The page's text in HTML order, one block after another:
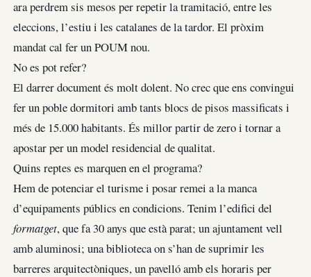
ara perdrem sis mesos per repetir la tramitació, entre les
eleccions, l’estiu i les catalanes de la tardor. El pròxim
mandat cal fer un POUM nou.
No es pot refer?
El darrer document és molt dolent. No crec que ens convingui
fer un poble dormitori amb tants blocs de pisos massificats i
més de 15.000 habitants. És millor partir de zero i tornar a
apostar per un model residencial de qualitat.
Quins reptes es marquen en el programa?
Hem de potenciar el turisme i posar remei a la manca
d’equipaments públics en condicions. Tenim l’edifici del
formatget, que fa 30 anys que està parat; un ajuntament vell
amb aluminosi; una biblioteca on s’han de suprimir les
barreres arquitectòniques, un pavelló amb els horaris per